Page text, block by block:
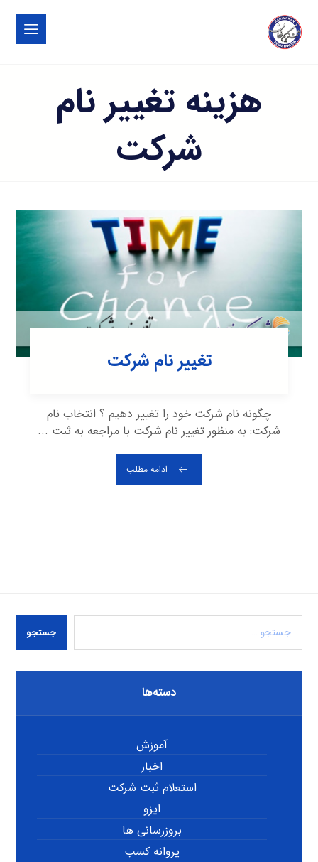
هزینه تغییر نام
شرکت
تغییر نام شرکت
چگونه نام شرکت خود را تغییر دهیم ؟ انتخاب نام
شرکت: به منظور تغییر نام شرکت با مراجعه به ثبت ...
ادامه مطلب
جستجو
دسته‌ها
آموزش
اخبار
استعلام ثبت شرکت
ایزو
بروزرسانی ها
پروانه کسب